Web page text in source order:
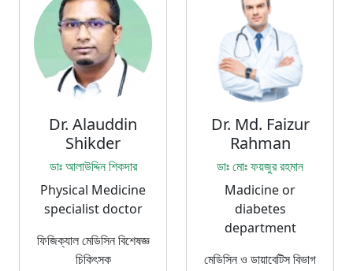
Dr. Alauddin
Shikder
ডাঃ আলাউদ্দিন শিকদার
Physical Medicine
specialist doctor
ফিজিক্যাল মেডিসিন বিশেষজ্ঞ
চিকিৎসক
Dr. Md. Faizur
Rahman
ডাঃ মোঃ ফয়জুর রহমান
Madicine or
diabetes
department
মেডিসিন ও ডায়াবেটিস বিভাগ